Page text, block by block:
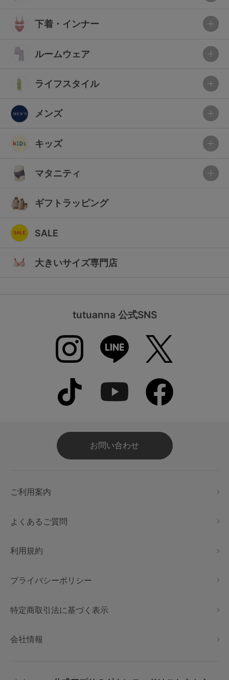
下着・インナー
ルームウェア
ライフスタイル
メンズ
キッズ
マタニティ
ギフトラッピング
SALE
大きいサイズ専門店
tutuanna 公式SNS
お問い合わせ
ご利用案内
よくあるご質問
利用規約
プライバシーポリシー
特定商取引法に基づく表示
会社情報